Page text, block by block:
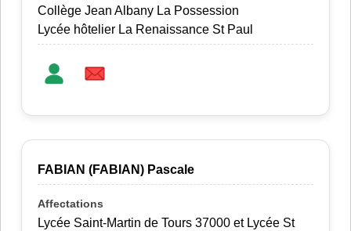
Collège Jean Albany La Possession
Lycée hôtelier La Renaissance St Paul
FABIAN (FABIAN) Pascale
Lycée Saint-Martin de Tours 37000 et Lycée St